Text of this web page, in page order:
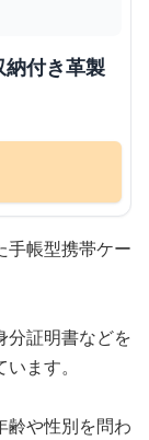
手帳型携帯ケー
分証明書などを
ます。
齢や性別を問わ